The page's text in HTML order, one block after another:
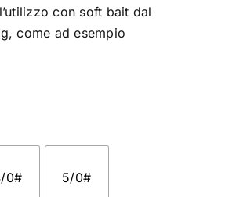
con soft bait dal
come ad esempio
0# 5/0#